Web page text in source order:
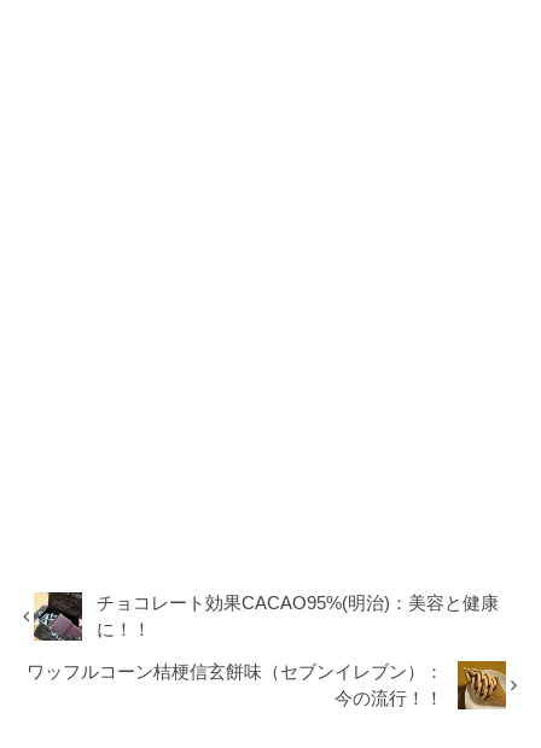
チョコレート効果CACAO95%(明治)：美容と健康
に！！
ワッフルコーン桔梗信玄餅味（セブンイレブン）：
今の流行！！